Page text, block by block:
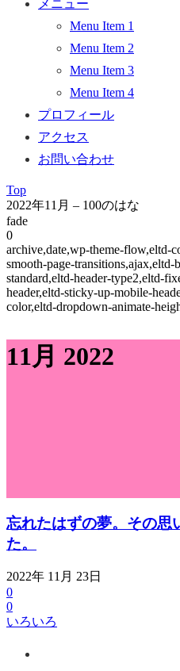
メニュー
Menu Item 1
Menu Item 2
Menu Item 3
Menu Item 4
プロフィール
アクセス
お問い合わせ
Top
2022年11月 – 100のはな
fade
0
archive,date,wp-theme-flow,eltd-
smooth-page-
standard,eltd-header-type2,eltd-
header,eltd-sticky-up-mobile-
color,eltd-dropdown-animate-
11月 2022
忘れたはずの夢。その思
た。
2022年 11月 23日
0
0
いろいろ